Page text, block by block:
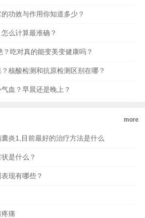
功效与作用你知道多少？
么计算最准确？
吃对真的能变美变健康吗？
核酸检测和抗原检测区别在哪？
血？早晨还是晚上？
more
炎1,目前最好的治疗方法是什么
是什么？
现有哪些？
痛